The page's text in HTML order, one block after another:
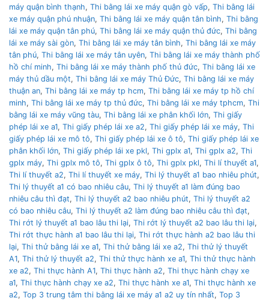
máy quận bình thạnh, Thi bằng lái xe máy quận gò vấp, Thi bằng lái
xe máy quận phú nhuận, Thi bằng lái xe máy quận tân bình, Thi bằng
lái xe máy quận tân phú, Thi bằng lái xe máy quận thủ đức, Thi bằng
lái xe máy sài gòn, Thi bằng lái xe máy tân bình, Thi bằng lái xe máy
tân phú, Thi bằng lái xe máy tân uyên, Thi bằng lái xe máy thành phố
hồ chí minh, Thi bằng lái xe máy thành phố thủ đức, Thi bằng lái xe
máy thủ dầu một, Thi bằng lái xe máy Thủ Đức, Thi bằng lái xe máy
thuận an, Thi bằng lái xe máy tp hcm, Thi bằng lái xe máy tp hồ chí
minh, Thi bằng lái xe máy tp thủ đức, Thi bằng lái xe máy tphcm, Thi
bằng lái xe máy vũng tàu, Thi bằng lái xe phân khối lớn, Thi giấy
phép lái xe a1, Thi giấy phép lái xe a2, Thi giấy phép lái xe máy, Thi
giấy phép lái xe mô tô, Thi giấy phép lái xe ô tô, Thi giấy phép lái xe
phân khối lớn, Thi giấy phép lái xe pkl, Thi gplx a1, Thi gplx a2, Thi
gplx máy, Thi gplx mô tô, Thi gplx ô tô, Thi gplx pkl, Thi lí thuyết a1,
Thi lí thuyết a2, Thi lí thuyết xe máy, Thi lý thuyết a1 bao nhiêu phút,
Thi lý thuyết a1 có bao nhiêu câu, Thi lý thuyết a1 làm đúng bao
nhiêu câu thì đạt, Thi lý thuyết a2 bao nhiêu phút, Thi lý thuyết a2
có bao nhiêu câu, Thi lý thuyết a2 làm đúng bao nhiêu câu thì đạt,
Thi rớt lý thuyết a1 bao lâu thi lại, Thi rớt lý thuyết a2 bao lâu thi lại,
Thi rớt thực hành a1 bao lâu thi lại, Thi rớt thực hành a2 bao lâu thi
lại, Thi thử bằng lái xe a1, Thi thử bằng lái xe a2, Thi thử lý thuyết
A1, Thi thử lý thuyết a2, Thi thử thực hành xe a1, Thi thử thực hành
xe a2, Thi thực hành A1, Thi thực hành a2, Thi thực hành chạy xe
a1, Thi thực hành chạy xe a2, Thi thực hành xe a1, Thi thực hành xe
a2, Top 3 trung tâm thi bằng lái xe máy a1 a2 uy tín nhất, Top 3